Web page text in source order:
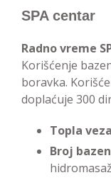
SPA centar
Radno vreme
Korišćenje
boravka.
doplaćuje 300
Topla
Broj